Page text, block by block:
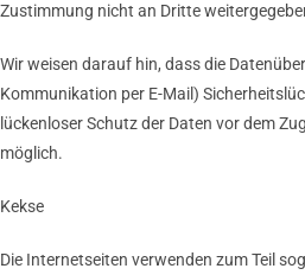
Zustimmung nicht an Dritte
Wir weisen darauf hin, dass die
Kommunikation per E-Mail)
lückenloser Schutz der Daten vor dem
möglich.
Kekse
Die Internetseiten verwenden zum Teil